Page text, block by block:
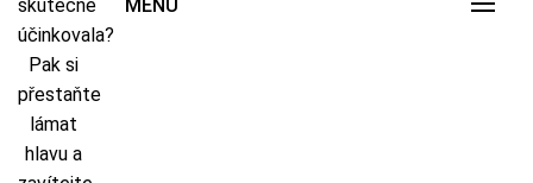
skutečně
účinkovala?
Pak si
přestaňte
lámat
hlavu a
MENU